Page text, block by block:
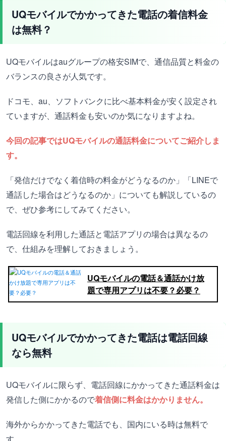
UQモバイルでかかってきた電話の着信料金
は無料？
UQモバイルはauグループの格安SIMで、通信品質と料金の
バランスの良さが人気です。
ドコモ、au、ソフトバンクに比べ基本料金が安く設定され
ていますが、通話料金も安いのか気になりますよね。
今回の記事ではUQモバイルの通話料金についてご紹介しま
す。
「発信だけでなく着信時の料金がどうなるのか」「LINEで
通話した場合はどうなるのか」についても解説しているの
で、ぜひ参考にしてみてください。
電話回線を利用した通話と電話アプリの場合は異なるの
で、仕組みを理解しておきましょう。
UQモバイルの電話＆通話かけ放
題で専用アプリは不要？必要？
UQモバイルでかかってきた電話は電話回線
なら無料
UQモバイルに限らず、電話回線にかかってきた通話料金は
発信した側にかかるので着信側に料金はかかりません。
海外からかかってきた電話でも、国内にいる時は無料で
す。